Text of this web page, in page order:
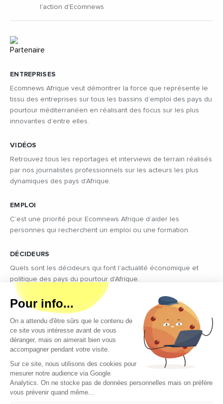
ENTREPRISES
Ecomnews Afrique veut démontrer la force que représente le
tissu des entreprises sur tous les bassins d’emploi des pays du
pourtour méditerranéen en réalisant des focus sur les plus
innovantes d’entre elles.
VIDÉOS
Retrouvez tous les reportages et interviews de terrain réalisés
par nos journalistes professionnels sur les acteurs les plus
dynamiques des pays d'Afrique.
EMPLOI
C’est une priorité pour Ecomnews Afrique d’aider les
personnes qui recherchent un emploi ou une formation.
DÉCIDEURS
Quels sont les décideurs qui font l’actualité économique et
politique des pays du pourtour d'Afrique.
l'action d'Ecomnews
Copyright © 2026 - Tous droits réservés
Qui sommes-nous ?